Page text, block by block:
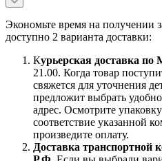
Экономьте время на получении
доступно 2 варианта доставки:
Курьерская доставка по
21.00. Когда товар
свяжется для уточнения
предложит выбрать
адрес. Осмотрите
соответствие указанной
произведите оплату.
Доставка